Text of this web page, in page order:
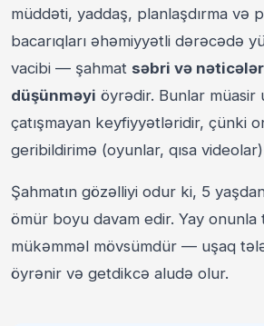
müddəti, yaddaş, planlaşdırma və
bacarıqları əhəmiyyətli dərəcədə
vacibi — şahmat səbri və
düşünməyi öyrədir. Bunlar müasir
çatışmayan keyfiyyətləridir, çünki
geribildirimə (oyunlar, qısa
Şahmatın gözəlliyi odur ki, 5
ömür boyu davam edir. Yay onunla
mükəmməl mövsümdür — uşaq
öyrənir və getdikcə aludə olur.